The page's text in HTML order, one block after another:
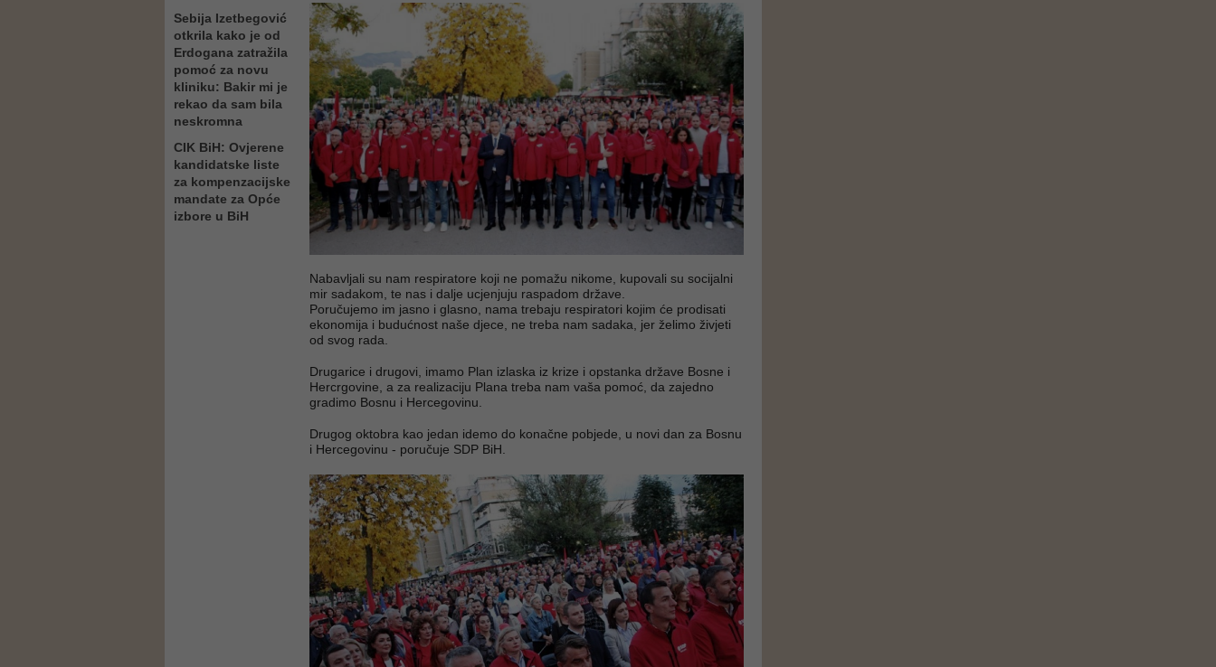
Sebija Izetbegović
otkrila kako je od
Erdogana zatražila
pomoć za novu
kliniku: Bakir mi je
rekao da sam bila
neskromna
CIK BiH: Ovjerene
kandidatske liste
za kompenzacijske
mandate za Opće
izbore u BiH
Nabavljali su nam respiratore koji ne pomažu nikome, kupovali su socijalni
mir sadakom, te nas i dalje ucjenjuju raspadom države.
Poručujemo im jasno i glasno, nama trebaju respiratori kojim će prodisati
ekonomija i budućnost naše djece, ne treba nam sadaka, jer želimo živjeti
od svog rada.
Drugarice i drugovi, imamo Plan izlaska iz krize i opstanka države Bosne i
Hercrgovine, a za realizaciju Plana treba nam vaša pomoć, da zajedno
gradimo Bosnu i Hercegovinu.
Drugog oktobra kao jedan idemo do konačne pobjede, u novi dan za Bosnu
i Hercegovinu - poručuje SDP BiH.